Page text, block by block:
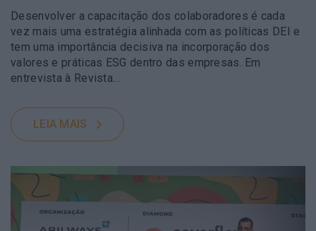
Desenvolver a capacitação dos colaboradores é cada
vez mais uma estratégia alinhada com as políticas DEI e
tem uma importância decisiva na incorporação dos
valores e práticas ESG dentro das empresas. Em
entrevista à Revista...
LEIA MAIS